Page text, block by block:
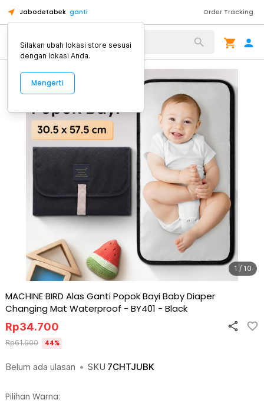
Jabodetabek ganti Order Tracking
Alat Kopi
1 / 10
MACHINE BIRD Alas Ganti Popok Bayi Baby Diaper
Changing Mat Waterproof - BY401 - Black
Belum ada ulasan • SKU 7CHTJUBK
Rp34.700
Rp61.900 44%
Pilihan Warna:
Silakan ubah lokasi store sesuai
dengan lokasi Anda.
Mengerti